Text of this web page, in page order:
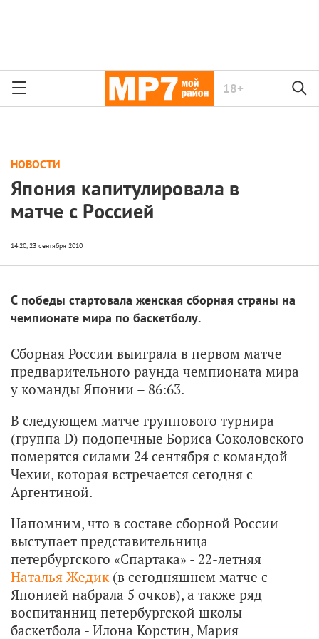
18+
НОВОСТИ
Япония капитулировала в
матче с Россией
С победы стартовала женская сборная страны на
чемпионате мира по баскетболу.
Сборная России выиграла в первом матче
предварительного раунда чемпионата мира
у команды Японии – 86:63.
В следующем матче группового турнира
(группа D) подопечные Бориса Соколовского
померятся силами 24 сентября с командой
Чехии, которая встречается сегодня с
Аргентиной.
Напомним, что в составе сборной России
выступает представительница
петербургского «Спартака» - 22-летняя
Наталья Жедик (в сегодняшнем матче с
Японией набрала 5 очков), а также ряд
воспитанниц петербургской школы
баскетбола - Илона Корстин, Мария